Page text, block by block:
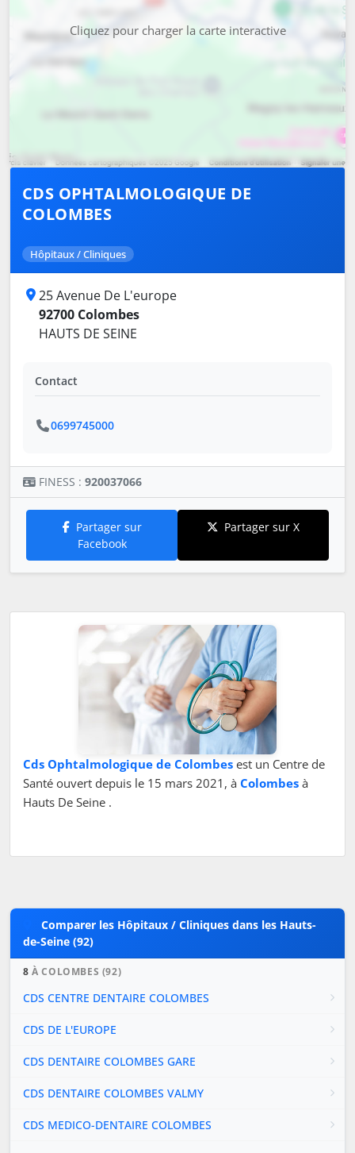
Cliquez pour charger la carte interactive
CDS OPHTALMOLOGIQUE DE
COLOMBES
Hôpitaux / Cliniques
25 Avenue De L'europe
92700 Colombes
HAUTS DE SEINE
Contact
0699745000
FINESS : 920037066
Partager sur
Facebook
Partager sur X
Cds Ophtalmologique de Colombes est un Centre de
Santé ouvert depuis le 15 mars 2021, à Colombes à
Hauts De Seine .
Comparer les Hôpitaux / Cliniques dans les Hauts-
de-Seine (92)
8 À COLOMBES (92)
CDS CENTRE DENTAIRE COLOMBES
CDS DE L'EUROPE
CDS DENTAIRE COLOMBES GARE
CDS DENTAIRE COLOMBES VALMY
CDS MEDICO-DENTAIRE COLOMBES